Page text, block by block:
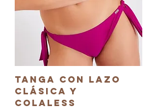
Tanga con lazo
Clásica y
Colaless